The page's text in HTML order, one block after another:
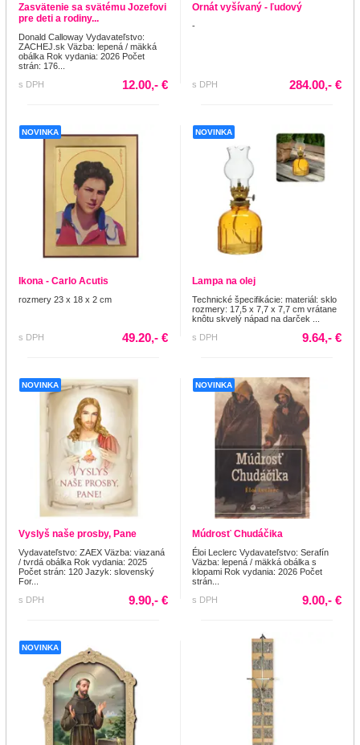
Zasvätenie sa svätému Jozefovi
pre deti a rodiny...
Donald Calloway Vydavateľstvo:
ZACHEJ.sk Väzba: lepená / mäkká
obálka Rok vydania: 2026 Počet
strán: 176...
s DPH
12.00,- €
Ornát vyšívaný - ľudový
-
s DPH 284.00,- €
NOVINKA
Ikona - Carlo Acutis
rozmery 23 x 18 x 2 cm
s DPH 49.20,- €
NOVINKA
Lampa na olej
Technické špecifikácie: materiál: sklo
rozmery: 17,5 x 7,7 x 7,7 cm vrátane
knôtu skvelý nápad na darček ...
s DPH
9.64,- €
NOVINKA
Vyslyš naše prosby, Pane
Vydavateľstvo: ZAEX Väzba: viazaná
/ tvrdá obálka Rok vydania: 2025
Počet strán: 120 Jazyk: slovenský
For...
s DPH
9.90,- €
NOVINKA
Múdrosť Chudáčika
Éloi Leclerc Vydavateľstvo: Serafín
Väzba: lepená / mäkká obálka s
klopami Rok vydania: 2026 Počet
strán...
s DPH
9.00,- €
NOVINKA